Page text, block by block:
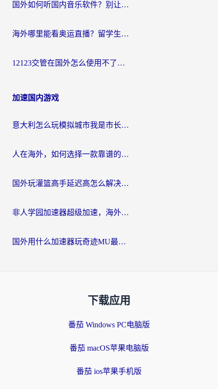
国外如何听国内音乐软件？别让地域限制，断了你的中文歌单
海外哪里能看奥运直播？留学生&海外华人必看的体育赛事观赛终极指南
12123交管在国外怎么使用不了？海外华人必看的无缝访问国内资源指南
加速国内游戏
意大利怎么玩模拟城市我是市长？海外党国服游戏加速终极攻略（附三国3量子特攻解决办法）
人在海外，如何选择一款靠谱的玩剑灵2加速器？
国外玩灌篮高手延迟高怎么解决？海外玩家国服游戏加速终极指南
非人学园加速器超级加速，海外玩家重返国服的通行证
国外用什么加速器玩奇迹MU最好？2026海外玩家国服游戏加速全攻略
下载应用
番茄 Windows PC电脑版
番茄 macOS苹果电脑版
番茄 ios苹果手机版